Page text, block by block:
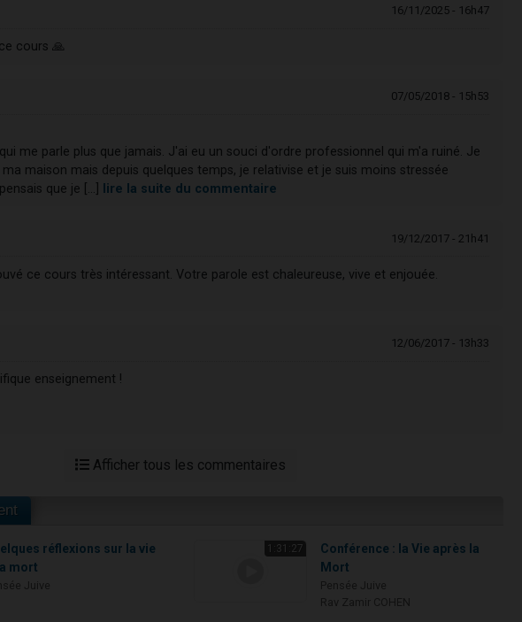
16/11/2025 - 16h47
cours 🙏
07/05/2018 - 15h53
me parle plus que jamais. J'ai eu un souci d'ordre professionnel qui m'a ruiné. Je
maison mais depuis quelques temps, je relativise et je suis moins stressée
que je [...]
lire la suite du commentaire
19/12/2017 - 21h41
ce cours très intéressant. Votre parole est chaleureuse, vive et enjouée.
12/06/2017 - 13h33
enseignement !
Afficher tous les commentaires
réflexions sur la vie
mort
1:31:27
Conférence : la Vie après la
Mort